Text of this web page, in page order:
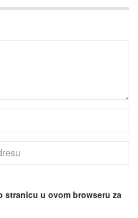
stranicu u ovom browseru za